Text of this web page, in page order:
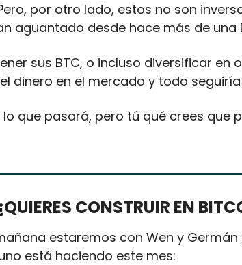
por otro lado, estos no son
aguantado desde hace más de una
sus BTC, o incluso diversificar en
dinero en el mercado y todo seguiría
que pasará, pero tú qué crees que
CONSTRUIR EN
mañana estaremos con Wen y
está haciendo este mes: